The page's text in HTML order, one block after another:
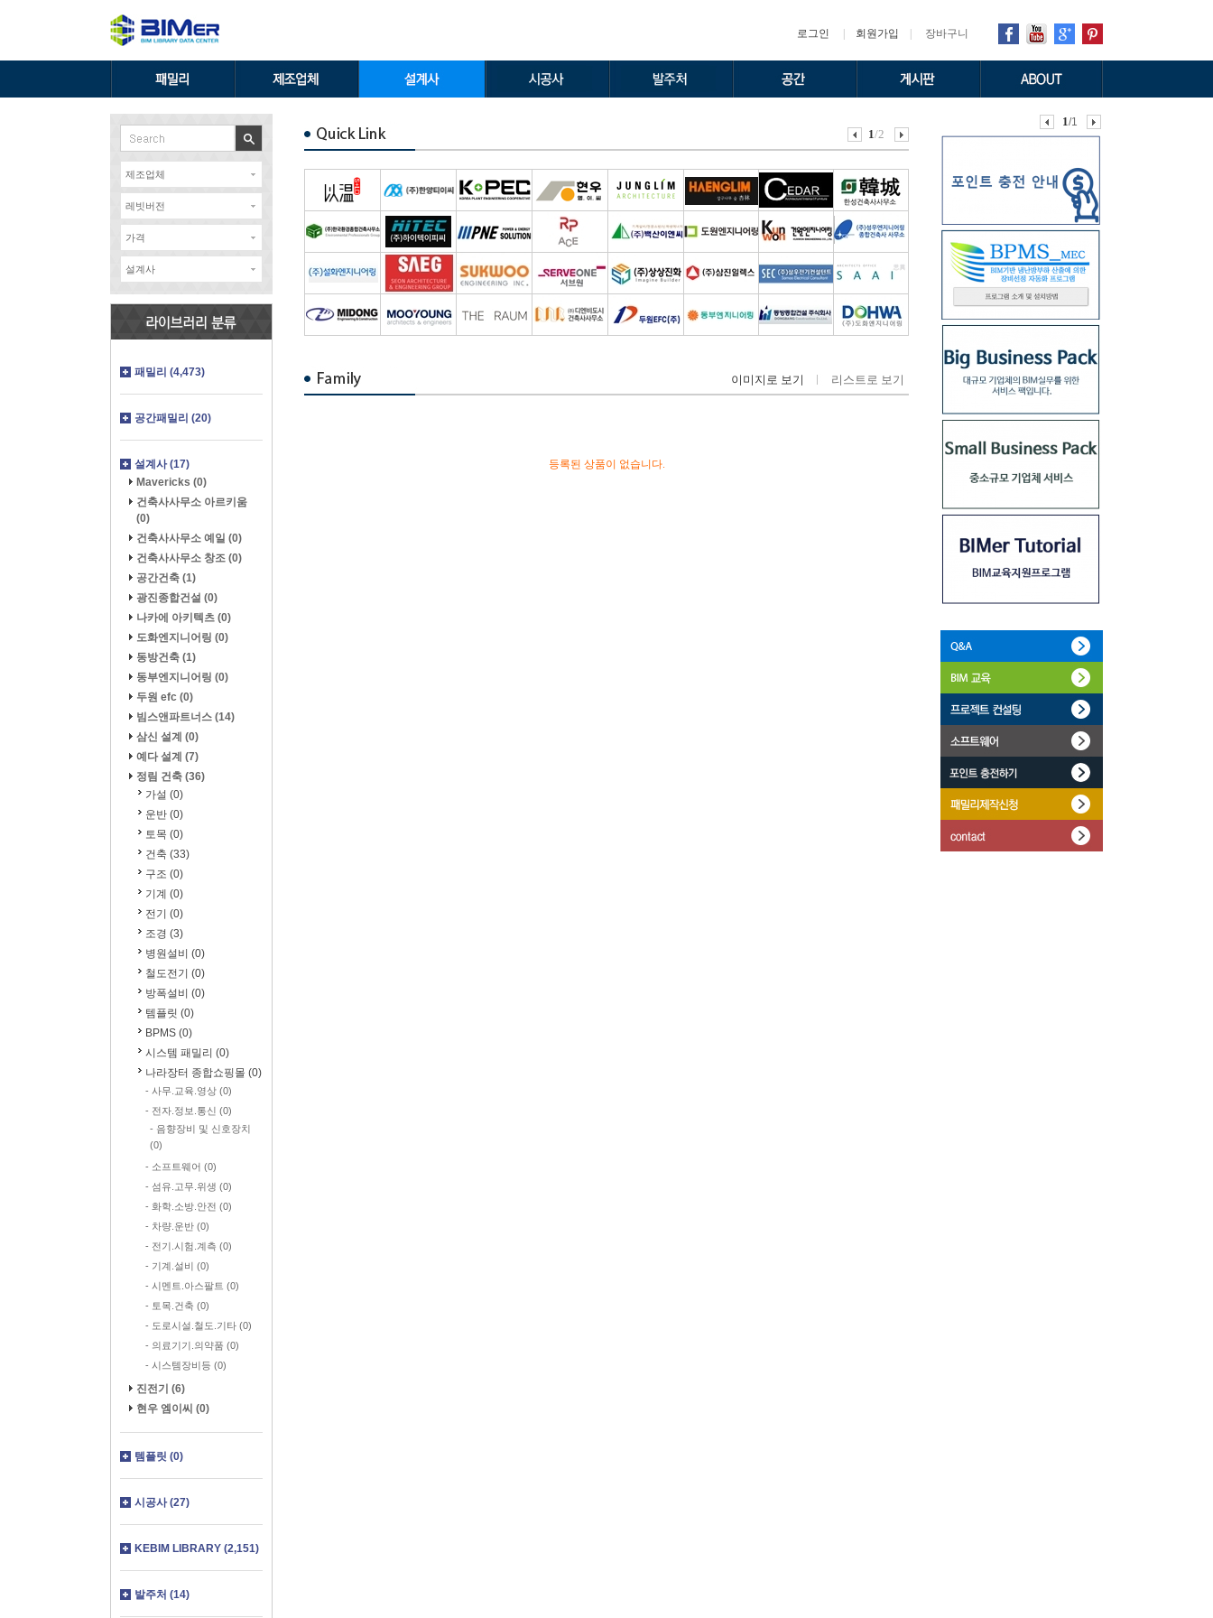
로그인 회원가입 장바구니
제조업체
레빗버전
가격
설계사
패밀리 (4,473)
공간패밀리 (20)
설계사 (17)
Mavericks (0)
건축사사무소 아르키움
(0)
건축사사무소 예일 (0)
건축사사무소 창조 (0)
공간건축 (1)
광진종합건설 (0)
나카에 아키텍츠 (0)
도화엔지니어링 (0)
동방건축 (1)
동부엔지니어링 (0)
두원 efc (0)
빔스앤파트너스 (14)
삼신 설계 (0)
예다 설계 (7)
정림 건축 (36)
가설 (0)
운반 (0)
토목 (0)
건축 (33)
구조 (0)
기계 (0)
전기 (0)
조경 (3)
병원설비 (0)
철도전기 (0)
방폭설비 (0)
템플릿 (0)
BPMS (0)
시스템 패밀리 (0)
나라장터 종합쇼핑몰 (0)
- 사무.교육.영상 (0)
- 전자.정보.통신 (0)
- 음향장비 및 신호장치
(0)
- 소프트웨어 (0)
- 섬유.고무.위생 (0)
- 화학.소방.안전 (0)
- 차량.운반 (0)
- 전기.시험.계측 (0)
- 기계.설비 (0)
- 시멘트.아스팔트 (0)
- 토목.건축 (0)
- 도로시설.철도.기타 (0)
- 의료기기.의약품 (0)
- 시스템장비등 (0)
진전기 (6)
현우 엠이씨 (0)
템플릿 (0)
시공사 (27)
KEBIM LIBRARY (2,151)
발주처 (14)
1/2
리스트로 보기
이미지로 보기
등록된 상품이 없습니다.
1/1